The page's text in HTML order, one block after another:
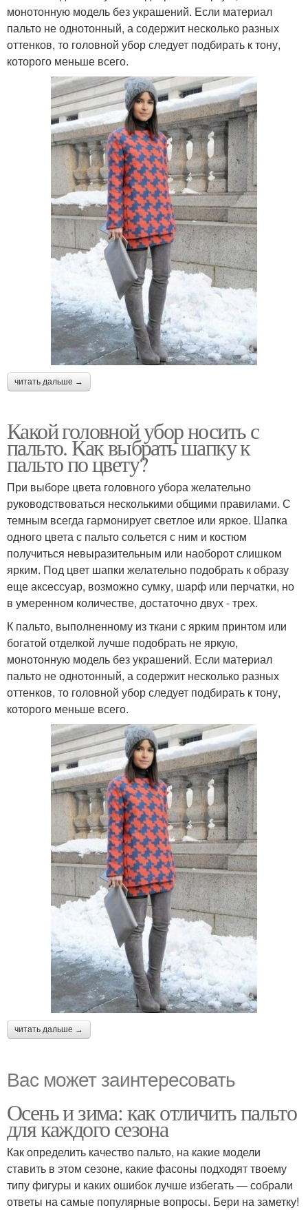
монотонную модель без украшений. Если материал
пальто не однотонный, а содержит несколько разных
оттенков, то головной убор следует подбирать к тону,
которого меньше всего.
читать дальше →
Какой головной убор носить с
пальто. Как выбрать шапку к
пальто по цвету?
При выборе цвета головного убора желательно
руководствоваться несколькими общими правилами. С
темным всегда гармонирует светлое или яркое. Шапка
одного цвета с пальто сольется с ним и костюм
получиться невыразительным или наоборот слишком
ярким. Под цвет шапки желательно подобрать к образу
еще аксессуар, возможно сумку, шарф или перчатки, но
в умеренном количестве, достаточно двух - трех.
К пальто, выполненному из ткани с ярким принтом или
богатой отделкой лучше подобрать не яркую,
монотонную модель без украшений. Если материал
пальто не однотонный, а содержит несколько разных
оттенков, то головной убор следует подбирать к тону,
которого меньше всего.
читать дальше →
Вас может заинтересовать
Осень и зима: как отличить пальто
для каждого сезона
Как определить качество пальто, на какие модели
ставить в этом сезоне, какие фасоны подходят твоему
типу фигуры и каких ошибок лучше избегать — собрали
ответы на самые популярные вопросы. Бери на заметку!